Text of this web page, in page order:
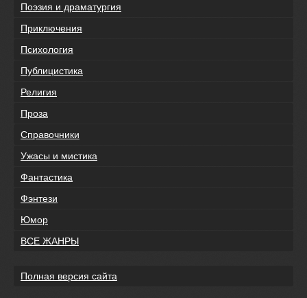
Поэзия и драматургия
Приключения
Психология
Публицистика
Религия
Проза
Справочники
Ужасы и мистика
Фантастика
Фэнтези
Юмор
ВСЕ ЖАНРЫ
Полная версия сайта